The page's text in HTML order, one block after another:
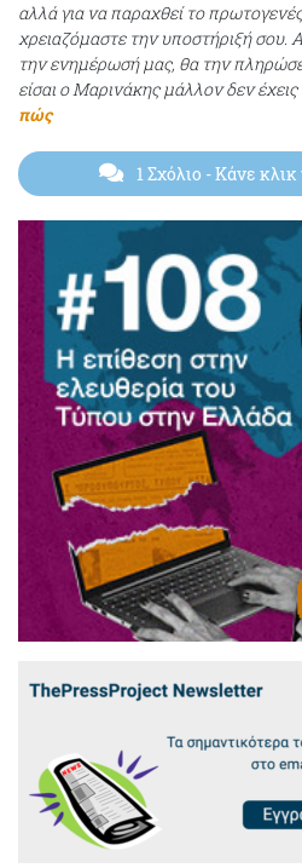
αλλά για να παραχθεί το
χρειαζόμαστε την υποστήριξή σου.
την ενημέρωσή μας, θα την
είσαι ο Μαρινάκης μάλλον δεν
πώς
1 Σχόλιο - Κάνε κλικ